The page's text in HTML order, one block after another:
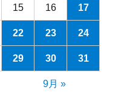
15 16 17
22 23 24
29 30 31
9月 »